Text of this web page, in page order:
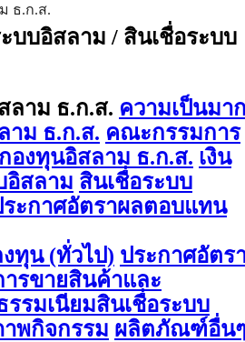
ธ.ก.ส.
ะบบอิสลาม / สินเชื่อระบบ
ลาม ธ.ก.ส. ความเป็นมา
าม ธ.ก.ส. คณะกรรมการ
องทุนอิสลาม ธ.ก.ส. เงิน
อิสลาม สินเชื่อระบบ
ะกาศอัตราผลตอบแทน
งทุน (ทั่วไป) ประกาศอัตร
ารขายสินค้าและ
รรมเนียมสินเชื่อระบบ
พกิจกรรม ผลิตภัณฑ์อื่น